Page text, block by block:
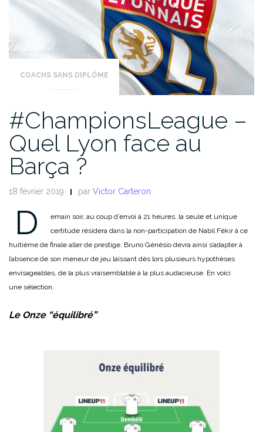
COACHS SANS DIPLÔME
#ChampionsLeague –
Quel Lyon face au
Barça ?
18 février 2019 par Victor Carteron
D
emain soir, au coup d’envoi à 21 heures, la seule et unique
certitude résidera dans la non-participation de Nabil Fékir à ce
huitième de finale aller de prestige. Bruno Génésio devra ainsi s’adapter à
l’absence de son meneur de jeu laissant dès lors plusieurs hypothèses
envisageables, de la plus vraisemblable à la plus audacieuse. En voici
une sélection.
Le Onze “équilibré”